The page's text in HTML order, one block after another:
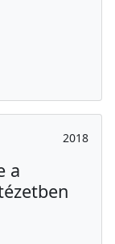
2018
a